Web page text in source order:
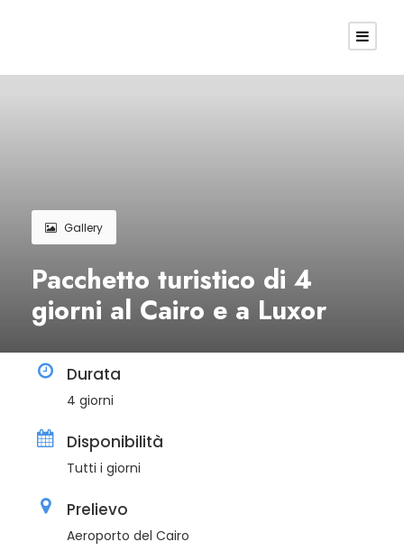
Gallery
Pacchetto turistico di 4
giorni al Cairo e a Luxor
Durata
4 giorni
Disponibilità
Tutti i giorni
Prelievo
Aeroporto del Cairo